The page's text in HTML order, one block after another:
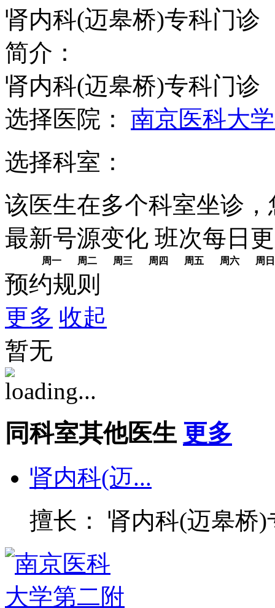
肾内科(迈皋桥)专科门诊
简介：
肾内科(迈皋桥)专科门诊
选择医院： 南京医科大
选择科室：
该医生在多个科室坐诊
最新号源变化 班次每日
周一 周二 周三 周四 周五 周六 周日
预约规则
更多 收起
暂无
同科室其他医生 更多
肾内科(迈...
擅长： 肾内科(迈皋桥)